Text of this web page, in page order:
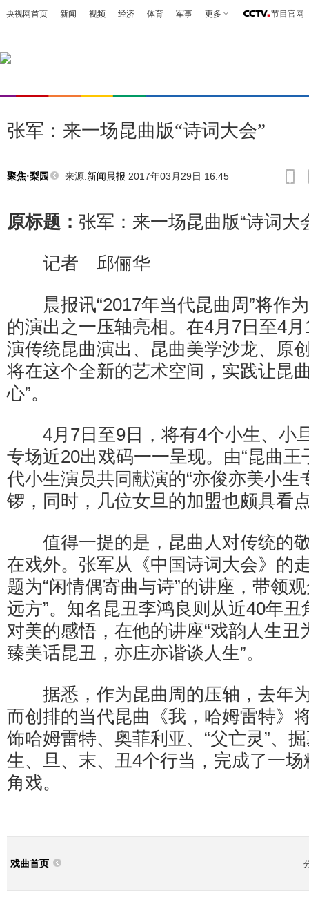
央视网首页 新闻 视频 经济 体育 军事 更多 节目官网
张军：来一场昆曲版“诗词大会”
聚焦·梨园 来源:新闻晨报 2017年03月29日 16:45
原标题： 张军：来一场昆曲版“诗词大
记者 邱俪华
晨报讯“2017年当代昆曲周”将作
的演出之一压轴亮相。在4月7日至4
演传统昆曲演出、昆曲美学沙龙、原
将在这个全新的艺术空间，实践让昆
心”。
4月7日至9日，将有4个小生、小
专场近20出戏码一一呈现。由“昆曲王
代小生演员共同献演的“亦俊亦美小生
锣，同时，几位女旦的加盟也颇具看
值得一提的是，昆曲人对传统的
在戏外。张军从《中国诗词大会》的
题为“闲情偶寄曲与诗”的讲座，带领
远方”。知名昆丑李鸿良则从近40年
对美的感悟，在他的讲座“戏韵人生丑
臻美话昆丑，亦庄亦谐谈人生”。
据悉，作为昆曲周的压轴，去年
而创排的当代昆曲《我，哈姆雷特》
饰哈姆雷特、奥菲利亚、“父亡灵”、
生、旦、末、丑4个行当，完成了一
角戏。
戏曲首页